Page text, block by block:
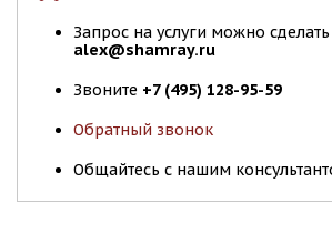
Запрос на услуги можно
alex@shamray.ru
Звоните +7 (495) 128-95-59
Обратный звонок
Общайтесь с нашим